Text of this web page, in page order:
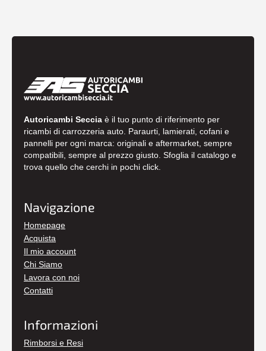
Autoricambi Seccia è il tuo punto di riferimento per
ricambi di carrozzeria auto. Paraurti, lamierati, cofani e
pannelli per ogni marca: originali e aftermarket, sempre
compatibili, sempre al prezzo giusto. Sfoglia il catalogo e
trova quello che cerchi in pochi click.
Navigazione
Homepage
Acquista
Il mio account
Chi Siamo
Lavora con noi
Contatti
Informazioni
Rimborsi e Resi